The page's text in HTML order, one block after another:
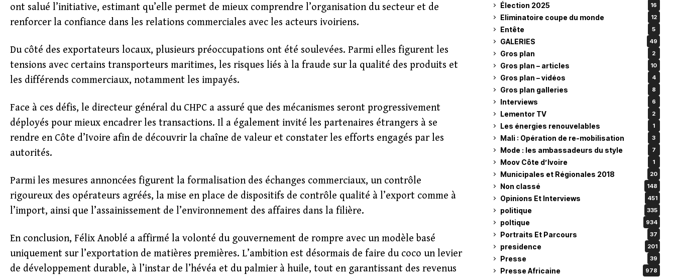
ont salué l’initiative, estimant qu’elle permet de mieux comprendre l’organisation du secteur et de
renforcer la confiance dans les relations commerciales avec les acteurs ivoiriens.
Du côté des exportateurs locaux, plusieurs préoccupations ont été soulevées. Parmi elles figurent les
tensions avec certains transporteurs maritimes, les risques liés à la fraude sur la qualité des produits et
les différends commerciaux, notamment les impayés.
Face à ces défis, le directeur général du CHPC a assuré que des mécanismes seront progressivement
déployés pour mieux encadrer les transactions. Il a également invité les partenaires étrangers à se
rendre en Côte d’Ivoire afin de découvrir la chaîne de valeur et constater les efforts engagés par les
autorités.
Parmi les mesures annoncées figurent la formalisation des échanges commerciaux, un contrôle
rigoureux des opérateurs agréés, la mise en place de dispositifs de contrôle qualité à l’export comme à
l’import, ainsi que l’assainissement de l’environnement des affaires dans la filière.
En conclusion, Félix Anoblé a affirmé la volonté du gouvernement de rompre avec un modèle basé
uniquement sur l’exportation de matières premières. L’ambition est désormais de faire du coco un levier
de développement durable, à l’instar de l’hévéa et du palmier à huile, tout en garantissant des revenus
Élection 2025 16
Eliminatoire coupe du monde 12
Entête 5
GALERIES 49
Gros plan 2
Gros plan – articles 10
Gros plan – vidéos 4
Gros plan galleries 8
Interviews 6
Lementor TV 2
Les énergies renouvelables 1
Mali : Opération de re-mobilisation 3
Mode : les ambassadeurs du style 7
Moov Côte d’Ivoire 1
Municipales et Régionales 2018 20
Non classé 148
Opinions Et Interviews 451
politique 335
poltique 934
Portraits Et Parcours 37
presidence 201
Presse 39
Presse Africaine 978